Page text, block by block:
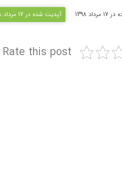
1398 آپدیت شده در 17 مرداد 1398
Rate this post